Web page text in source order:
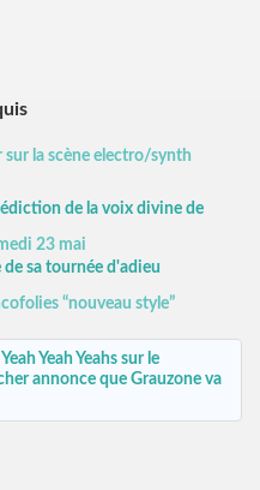
la scène electro/synth
de la voix divine de
23 mai
sa tournée d'adieu
“nouveau style”
Yeah Yeah Yeahs sur le
annonce que Grauzone va